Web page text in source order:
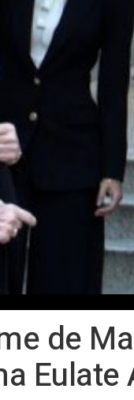
de
Eulate